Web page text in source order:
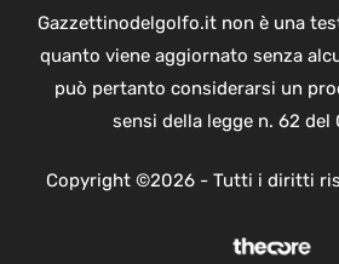
Gazzettinodelgolfo.it non è una
quanto viene aggiornato senza
può pertanto considerarsi un
sensi della legge n. 62 del
Copyright ©2026 - Tutti i diritti